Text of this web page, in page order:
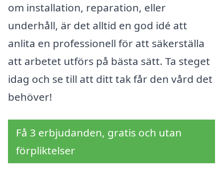
om installation, reparation, eller
underhåll, är det alltid en god idé att
anlita en professionell för att säkerställa
att arbetet utförs på bästa sätt. Ta steget
idag och se till att ditt tak får den vård det
behöver!
Få 3 erbjudanden, gratis och utan
förpliktelser